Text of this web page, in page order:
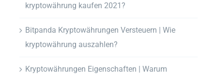
kryptowährung kaufen 2021?
Bitpanda Kryptowährungen Versteuern | Wie
kryptowährung auszahlen?
Kryptowährungen Eigenschaften | Warum